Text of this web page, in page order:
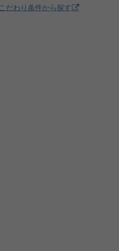
こだわり条件から探す